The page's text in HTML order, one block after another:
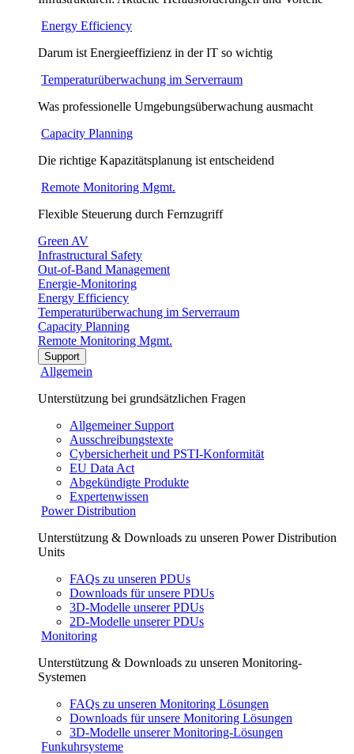
Energy Efficiency
Darum ist Energieeffizienz in der IT so wichtig
Temperaturüberwachung im Serverraum
Was professionelle Umgebungsüberwachung ausmacht
Capacity Planning
Die richtige Kapazitätsplanung ist entscheidend
Remote Monitoring Mgmt.
Flexible Steuerung durch Fernzugriff
Green AV
Infrastructural Safety
Out-of-Band Management
Energie-Monitoring
Energy Efficiency
Temperaturüberwachung im Serverraum
Capacity Planning
Remote Monitoring Mgmt.
Support
Allgemein
Unterstützung bei grundsätzlichen Fragen
Allgemeiner Support
Ausschreibungstexte
Cybersicherheit und PSTI-Konformität
EU Data Act
Abgekündigte Produkte
Expertenwissen
Power Distribution
Unterstützung & Downloads zu unseren Power Distribution
Units
FAQs zu unseren PDUs
Downloads für unsere PDUs
3D-Modelle unserer PDUs
2D-Modelle unserer PDUs
Monitoring
Unterstützung & Downloads zu unseren Monitoring-
Systemen
FAQs zu unseren Monitoring Lösungen
Downloads für unsere Monitoring Lösungen
3D-Modelle unserer Monitoring-Lösungen
Funkuhrsysteme